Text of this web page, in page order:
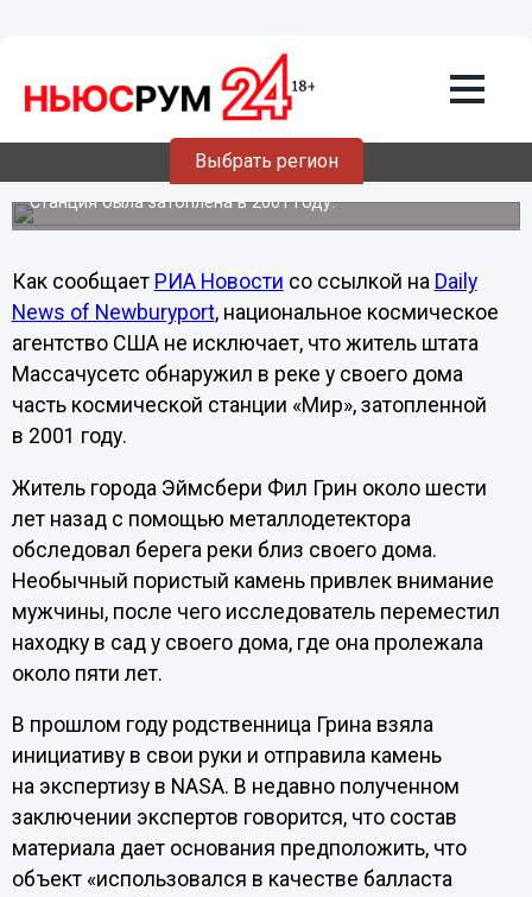
Выбрать регион
Часть затопленной российской
космической станции «Мир»
обнаружена в реке в Америке
Станция была затоплена в 2001 году.
Как сообщает РИА Новости со ссылкой на Daily
News of Newburyport, национальное космическое
агентство США не исключает, что житель штата
Массачусетс обнаружил в реке у своего дома
часть космической станции «Мир», затопленной
в 2001 году.
Житель города Эймсбери Фил Грин около шести
лет назад с помощью металлодетектора
обследовал берега реки близ своего дома.
Необычный пористый камень привлек внимание
мужчины, после чего исследователь переместил
находку в сад у своего дома, где она пролежала
около пяти лет.
В прошлом году родственница Грина взяла
инициативу в свои руки и отправила камень
на экспертизу в NASA. В недавно полученном
заключении экспертов говорится, что состав
материала дает основания предположить, что
объект «использовался в качестве балласта